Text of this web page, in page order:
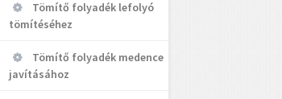
Tömítő folyadék lefolyó
tömítéséhez
Tömítő folyadék medence
javításához